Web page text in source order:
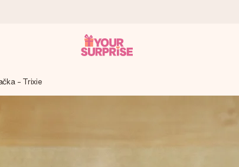
darovať presne v ten správny okamih, keď na tom najviac
4,7.
- Trixie